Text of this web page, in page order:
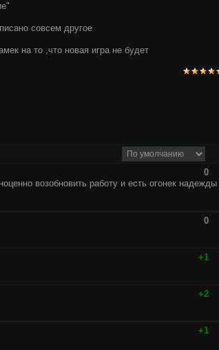
совсем другое
на то ,что новая игра не будет
0
возобновить работу и есть огонек надежды
0
+1
+2
+1